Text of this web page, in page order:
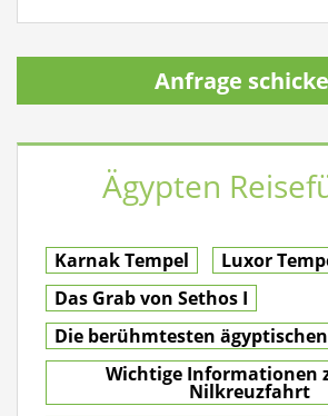
Anfrage
Ägypten
Karnak Tempel
Luxor
Das Grab von Sethos I
Die berühmtesten
Wichtige Informationen
Nilkreuzfahrt